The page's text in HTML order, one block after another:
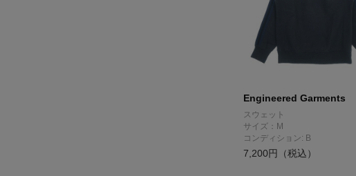
Engineered Garments
スウェット
サイズ：M
コンディション: B
7,200円（税込）